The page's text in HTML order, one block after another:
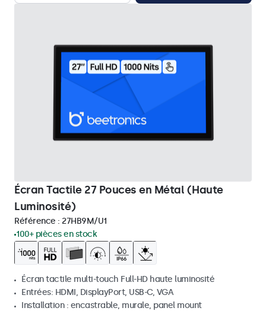
Écran Tactile 27 Pouces en Métal (Haute
Luminosité)
Référence : 27HB9M/U1
100+ pièces en stock
Écran tactile multi-touch Full-HD haute luminosité
Entrées: HDMI, DisplayPort, USB-C, VGA
Installation : encastrable, murale, panel mount